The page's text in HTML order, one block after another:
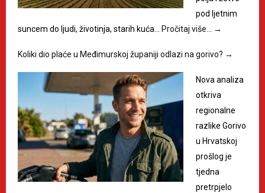
pod ljetnim
suncem do ljudi, životinja, starih kuća… Pročitaj više… →
Koliki dio plaće u Međimurskoj županiji odlazi na gorivo? →
Nova analiza
otkriva
regionalne
razlike Gorivo
u Hrvatskoj
prošlog je
tjedna
pretrpjelo